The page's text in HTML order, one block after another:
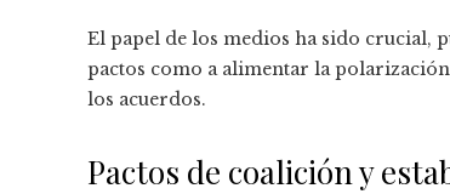
El papel de los medios ha sido crucial,
pactos como a alimentar la
los acuerdos.
Pactos de coalición y